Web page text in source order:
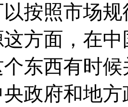
按照市场
方面，在
东西有时
政府和地